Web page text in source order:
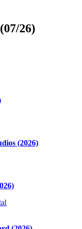
26)
(2026)